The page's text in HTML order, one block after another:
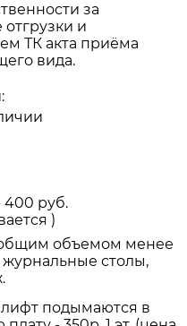
за
и
ТК акта приёма
вида.
400 руб.
)
объемом менее
журнальные столы,
подымаются в